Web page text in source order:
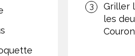
Griller
les